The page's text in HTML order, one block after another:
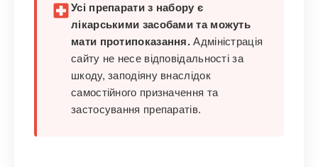
local_hospitalУсі препарати з набору є
лікарськими засобами та можуть
мати протипоказання. Адміністрація
сайту не несе відповідальності за
шкоду, заподіяну внаслідок
самостійного призначення та
застосування препаратів.